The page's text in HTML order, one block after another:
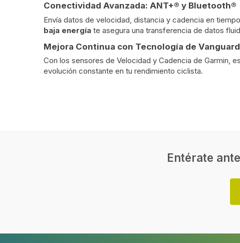
Conectividad Avanzada: ANT+® y Bluetooth®
Envía datos de velocidad, distancia y cadencia en
baja energía te asegura una transferencia de datos
Mejora Continua con Tecnología de
Con los sensores de Velocidad y Cadencia de Garmin,
evolución constante en tu rendimiento ciclista.
Entérate